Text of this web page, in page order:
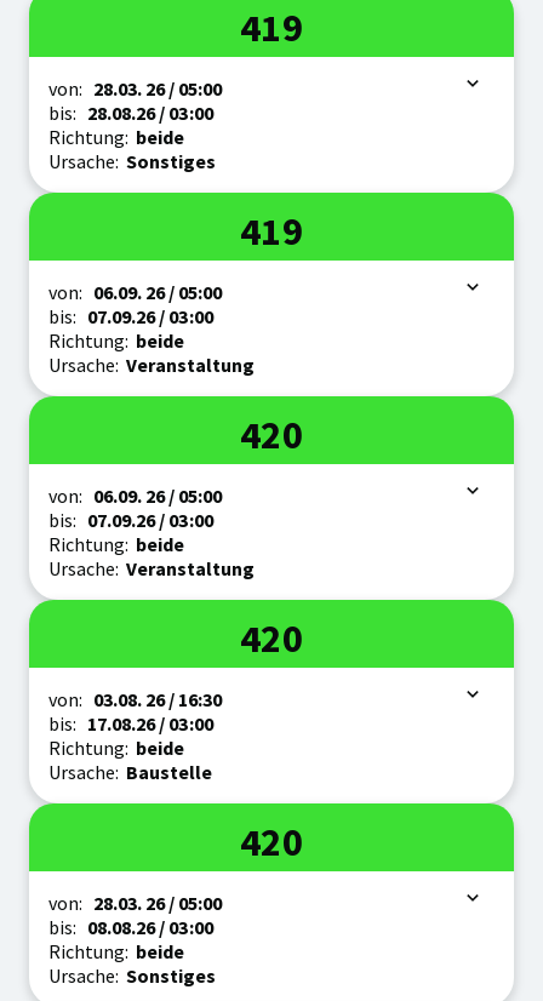
Linie
419
Zeitraum
von: 28.03. 26/ 05:00
bis: 28.08.26/ 03:00
Richtung: beide
Ursache: Sonstiges
Linie
419
Zeitraum
von: 06.09. 26/ 05:00
bis: 07.09.26/ 03:00
Richtung: beide
Ursache: Veranstaltung
Linie
420
Zeitraum
von: 06.09. 26/ 05:00
bis: 07.09.26/ 03:00
Richtung: beide
Ursache: Veranstaltung
Linie
420
Zeitraum
von: 03.08. 26/ 16:30
bis: 17.08.26/ 03:00
Richtung: beide
Ursache: Baustelle
Linie
420
Zeitraum
von: 28.03. 26/ 05:00
bis: 08.08.26/ 03:00
Richtung: beide
Ursache: Sonstiges